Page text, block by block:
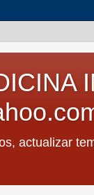
actualizar